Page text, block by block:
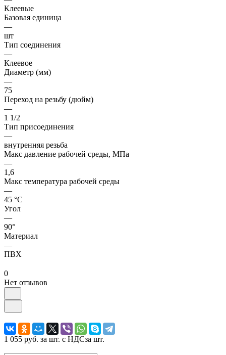
Клеевые
Базовая единица
—
шт
Тип соединения
—
Клеевое
Диаметр (мм)
—
75
Переход на резьбу (дюйм)
—
1 1/2
Тип присоединения
—
внутренняя резьба
Макс давление рабочей среды, МПа
—
1,6
Макс температура рабочей среды
—
45 °С
Угол
—
90°
Материал
—
ПВХ
0
Нет отзывов
1 055 руб. за шт. с НДСза шт.